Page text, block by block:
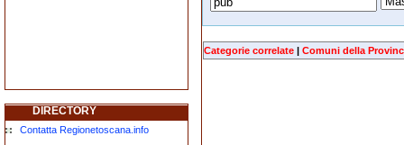
DIRECTORY
Contatta Regionetoscana.info
Categorie correlate | Comuni della